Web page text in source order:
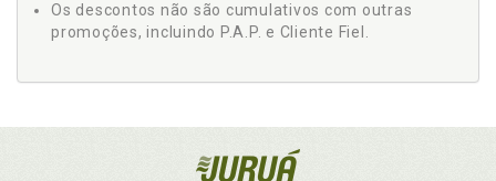
Os descontos não são cumulativos com outras
promoções, incluindo P.A.P. e Cliente Fiel.